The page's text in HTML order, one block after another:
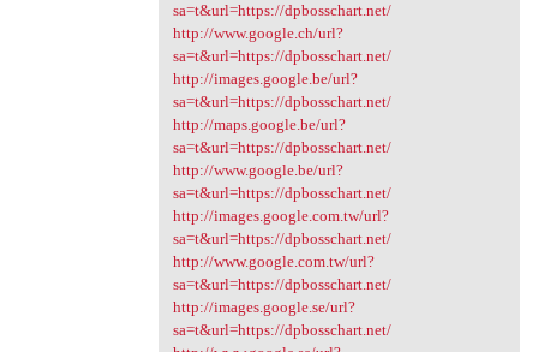
sa=t&url=https://dpbosschart.net/
http://www.google.ch/url?
sa=t&url=https://dpbosschart.net/
http://images.google.be/url?
sa=t&url=https://dpbosschart.net/
http://maps.google.be/url?
sa=t&url=https://dpbosschart.net/
http://www.google.be/url?
sa=t&url=https://dpbosschart.net/
http://images.google.com.tw/url?
sa=t&url=https://dpbosschart.net/
http://www.google.com.tw/url?
sa=t&url=https://dpbosschart.net/
http://images.google.se/url?
sa=t&url=https://dpbosschart.net/